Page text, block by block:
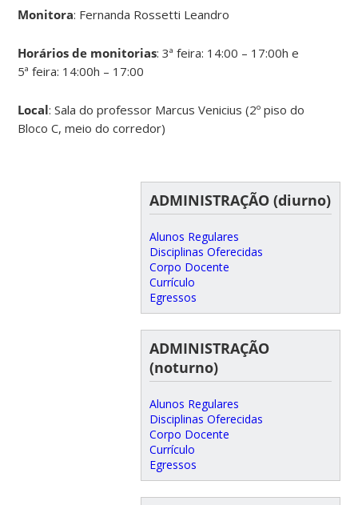
Monitora: Fernanda Rossetti Leandro
Horários de monitorias: 3ª feira: 14:00 – 17:00h e
5ª feira: 14:00h – 17:00
Local: Sala do professor Marcus Venicius (2º piso do
Bloco C, meio do corredor)
ADMINISTRAÇÃO (diurno)
Alunos Regulares
Disciplinas Oferecidas
Corpo Docente
Currículo
Egressos
ADMINISTRAÇÃO
(noturno)
Alunos Regulares
Disciplinas Oferecidas
Corpo Docente
Currículo
Egressos